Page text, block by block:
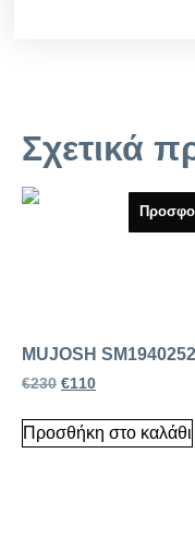
Σχετικά
MUJOSH
€230 €110
Προσθήκη στο καλάθι